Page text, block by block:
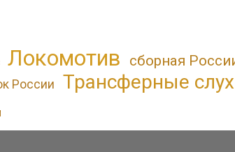
Локомотив сборная
России Трансферные